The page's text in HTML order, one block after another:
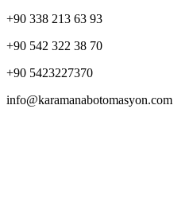
+90 338 213 63 93
+90 542 322 38 70
+90 5423227370
info@karamanabotomasyon.com